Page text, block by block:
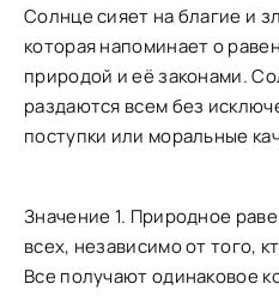
Солнце сияет на благие и
которая напоминает о
природой и её законами.
раздаются всем без
поступки или моральные
Значение 1. Природное
всех, независимо от того,
Все получают одинаковое